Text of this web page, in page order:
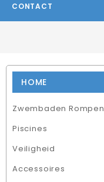
CONTACT
HOME
Zwembaden Rompen
Piscines
Veiligheid
Accessoires